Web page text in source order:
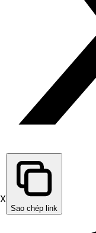
X
Sao chép link